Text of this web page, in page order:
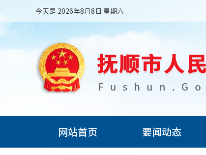
今天是 2026年8月8日 星期六
网站首页 要闻动态